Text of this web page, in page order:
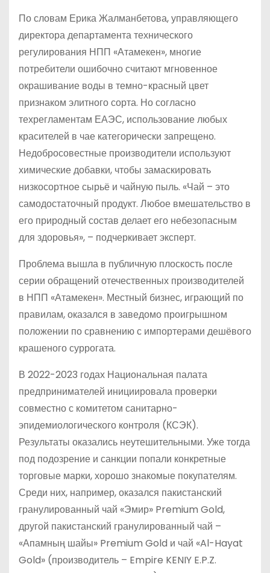
По словам Ерика Жалманбетова, управляющего
директора департамента технического
регулирования НПП «Атамекен», многие
потребители ошибочно считают мгновенное
окрашивание воды в темно-красный цвет
признаком элитного сорта. Но согласно
техрегламентам ЕАЭС, использование любых
красителей в чае категорически запрещено.
Недобросовестные производители используют
химические добавки, чтобы замаскировать
низкосортное сырьё и чайную пыль. «Чай – это
самодостаточный продукт. Любое вмешательство в
его природный состав делает его небезопасным
для здоровья», – подчеркивает эксперт.
Проблема вышла в публичную плоскость после
серии обращений отечественных производителей
в НПП «Атамекен». Местный бизнес, играющий по
правилам, оказался в заведомо проигрышном
положении по сравнению с импортерами дешёвого
крашеного суррогата.
В 2022-2023 годах Национальная палата
предпринимателей иници­ировала проверки
совместно с комитетом санитарно-
эпидемиологического контроля (КСЭК).
Результаты оказались неутешительными. Уже тогда
под подозрение и санкции попали конкретные
торговые марки, хорошо знакомые покупателям.
Среди них, например, оказался пакистанский
гранулированный чай «Эмир» Premium Gold,
другой пакистанский гранулированный чай –
«Апамның шайы» Premium Gold и чай «Al-Hayat
Gold» (производитель – Empire KENIY E.P.Z.